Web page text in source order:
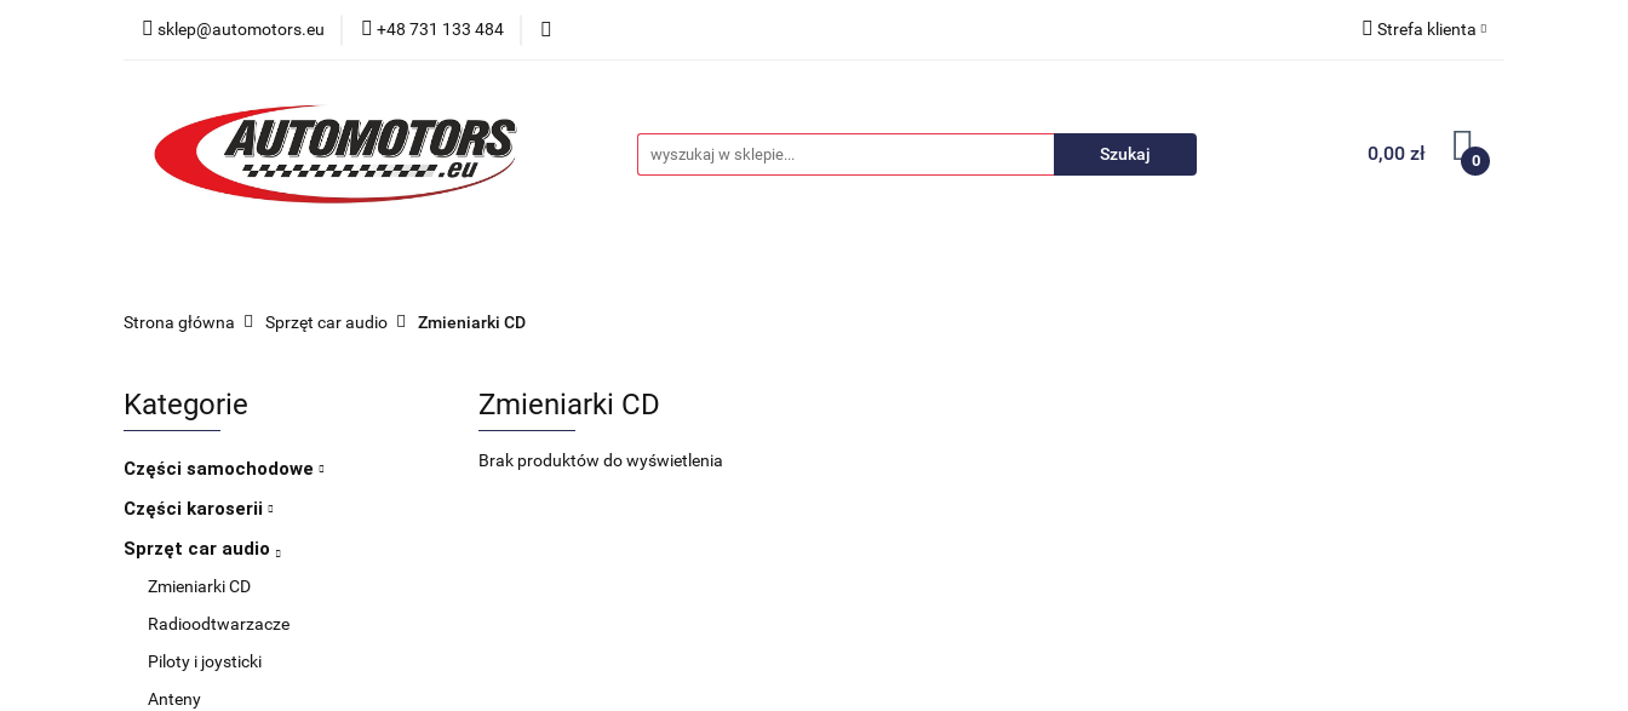
sklep@automotors.eu +48 731 133 484 Strefa klienta
Zarejestruj się
Dodaj zgłoszenie
0,00 zł 0
Części samochodowe
Car audio Nowości
Strona główna Sprzęt car audio Zmieniarki CD
Kategorie
Części samochodowe
Części karoserii
Sprzęt car audio
Zmieniarki CD
Radioodtwarzacze
Piloty i joysticki
Anteny
Zmieniarki CD
Brak produktów do wyświetlenia